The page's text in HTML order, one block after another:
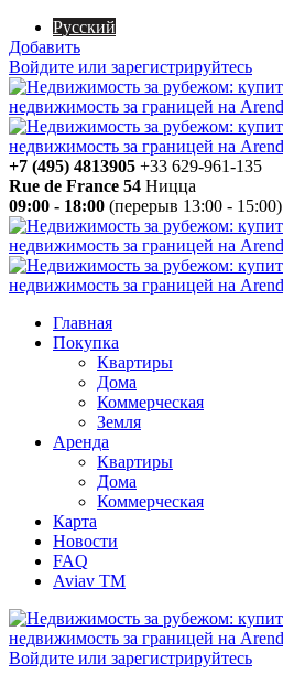
Русский
Добавить
Войдите или зарегистрируйтесь
+7 (495) 4813905 +33 629-961-135
Rue de France 54 Ницца
09:00 - 18:00 (перерыв 13:00 - 15:00)
Главная
Покупка
Квартиры
Дома
Коммерческая
Земля
Аренда
Квартиры
Дома
Коммерческая
Карта
Новости
FAQ
Aviav TM
Войдите или зарегистрируйтесь